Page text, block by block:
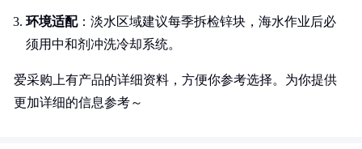
环境适配：淡水区域建议每季拆检锌块，海水作业后必
须用中和剂冲洗冷却系统。
爱采购上有产品的详细资料，方便你参考选择。为你提供
更加详细的信息参考～